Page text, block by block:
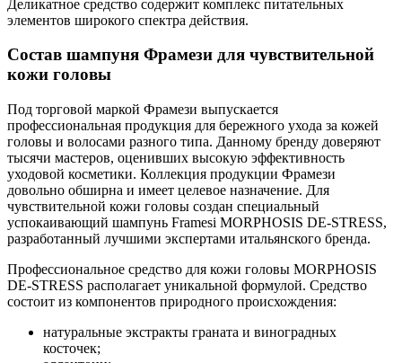
Деликатное средство содержит комплекс питательных
элементов широкого спектра действия.
Состав шампуня Фрамези для чувствительной
кожи головы
Под торговой маркой Фрамези выпускается
профессиональная продукция для бережного ухода за кожей
головы и волосами разного типа. Данному бренду доверяют
тысячи мастеров, оценивших высокую эффективность
уходовой косметики. Коллекция продукции Фрамези
довольно обширна и имеет целевое назначение. Для
чувствительной кожи головы создан специальный
успокаивающий шампунь Framesi MORPHOSIS DE-STRESS,
разработанный лучшими экспертами итальянского бренда.
Профессиональное средство для кожи головы MORPHOSIS
DE-STRESS располагает уникальной формулой. Средство
состоит из компонентов природного происхождения:
натуральные экстракты граната и виноградных
косточек;